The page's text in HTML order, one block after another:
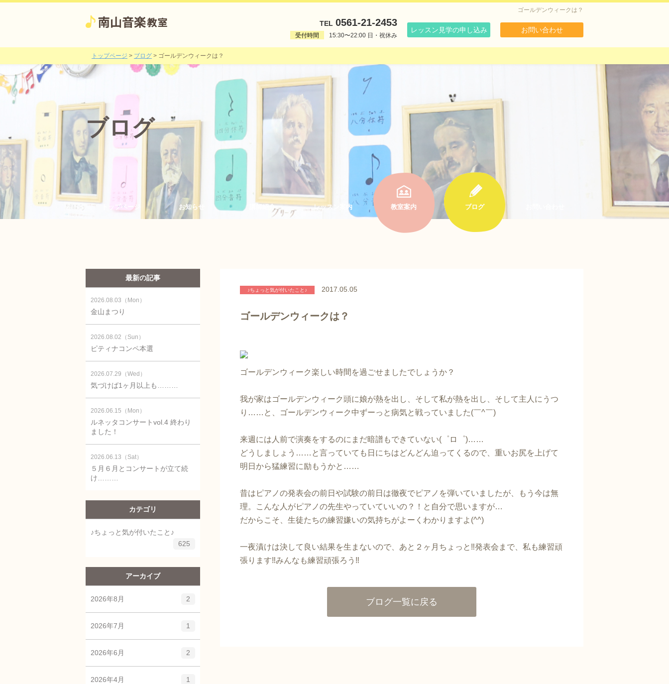
ゴールデンウィークは？
TEL 0561-21-2453
受付時間 15:30〜22:00 日・祝休み
レッスン見学の申し込み お問い合わせ
トップページ > ブログ > ゴールデンウィークは？
ブログ
トップページ お知らせ 講師紹介 レッスン案内 教室案内 ブログ
♪ちょっと気が付いたこと♪ 2017.05.05
ゴールデンウィークは？
ゴールデンウィーク楽しい時間を過ごせましたでしょうか？
我が家はゴールデンウィーク頭に娘が熱を出し、そして私が熱を出し、そして主人にうつ
り……と、ゴールデンウィーク中ずーっと病気と戦っていました(￣^￣)
来週には人前で演奏をするのにまだ暗譜もできていない(゜ロ゜)……
どうしましょう……と言っていても日にちはどんどん迫ってくるので、重いお尻を上げて
明日から猛練習に励もうかと……
昔はピアノの発表会の前日や試験の前日は徹夜でピアノを弾いていましたが、もう今は無
理。こんな人がピアノの先生やっていていいの？！と自分で思いますが…
だからこそ、生徒たちの練習嫌いの気持ちがよーくわかりますよ(^^)
一夜漬けは決して良い結果を生まないので、あと２ヶ月ちょっと‼発表会まで、私も練習頑
張ります‼みんなも練習頑張ろう‼
ブログ一覧に戻る
最新の記事
2026.08.03（Mon）
金山まつり
2026.08.02（Sun）
ピティナコンペ本選
2026.07.29（Wed）
気づけば1ヶ月以上も………
2026.06.15（Mon）
ルネッタコンサートvol.4 終わり
ました！
2026.06.13（Sat）
５月６月とコンサートが立て続
け………
カテゴリ
♪ちょっと気が付いたこと♪
625
アーカイブ
2026年8月 2
2026年7月 1
2026年6月 2
2026年4月 1